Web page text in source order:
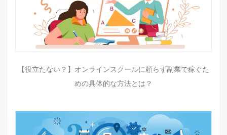
【役立たない？】オンラインスクールに頼らず副業で稼ぐた
めの具体的な方法とは？